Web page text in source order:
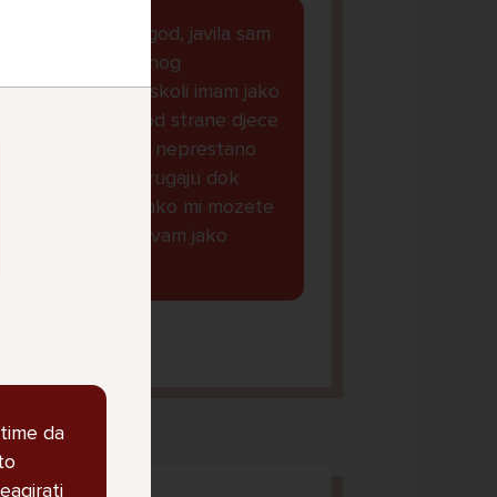
dobar dan kako god, javila sam
Vam se zbog jednog
razloga...naime u skoli imam jako
puno problema od strane djece
iz mojeg razreda, neprestano
me maltretiraju i rugaju dok
nesto ne mogu...ako mi mozete
dat savjet bila bi vam jako
da